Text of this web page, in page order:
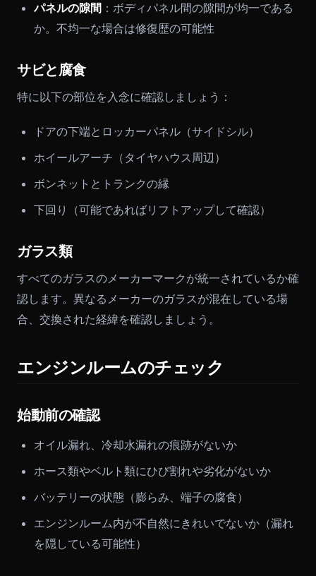
パネルの隙間 ：ボディパネル間の隙間が均一である
か。不均一な場合は修復歴の可能性
サビと腐食
特に以下の部位を入念に確認しましょう：
ドアの下端とロッカーパネル（サイドシル）
ホイールアーチ（タイヤハウス周辺）
ボンネットとトランクの縁
下回り（可能であればリフトアップして確認）
ガラス類
すべてのガラスのメーカーマークが統一されているか確
認します。異なるメーカーのガラスが混在している場
合、交換された経緯を確認しましょう。
エンジンルームのチェック
始動前の確認
オイル漏れ、冷却水漏れの痕跡がないか
ホース類やベルト類にひび割れや劣化がないか
バッテリーの状態（膨らみ、端子の腐食）
エンジンルーム内が不自然にきれいでないか（漏れ
を隠している可能性）